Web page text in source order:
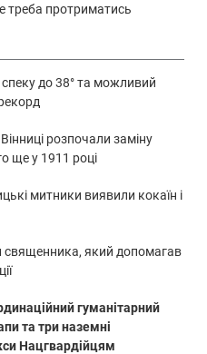
треба протриматись
до 38° та можливий
розпочали заміну
ще у 1911 році
митники виявили кокаїн і
священника, який допомагав
гуманітарний
та три наземні
Нацгвардійцям